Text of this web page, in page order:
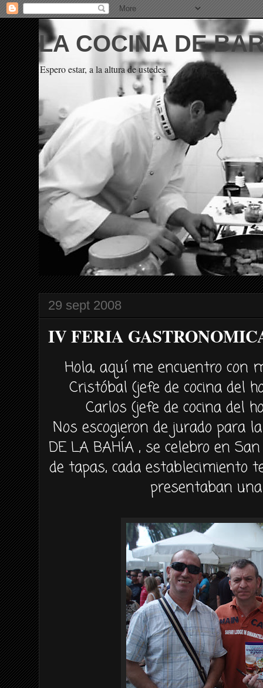
LA COCINA DE
Espero estar, a la altura de ustedes
29 sept 2008
IV FERIA
Hola, aquíme encuentro con
Cristóbal (jefe de cocina del
Carlos (jefe de cocina del
Nos escogieron de jurado para
DE LA BAHÍA , se celebro en
de tapas, cada establecimiento
presentaban